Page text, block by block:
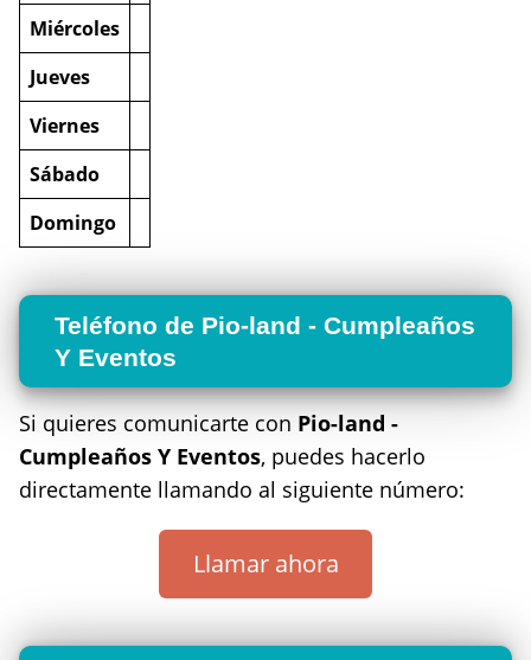
Miércoles
Jueves
Viernes
Sábado
Domingo
Teléfono de Pio-land - Cumpleaños
Y Eventos
Si quieres comunicarte con Pio-land -
Cumpleaños Y Eventos, puedes hacerlo
directamente llamando al siguiente número:
Llamar ahora